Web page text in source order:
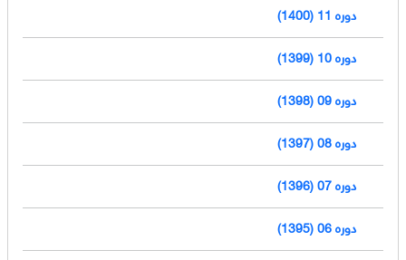
دوره 11 (1400)
دوره 10 (1399)
دوره 09 (1398)
دوره 08 (1397)
دوره 07 (1396)
دوره 06 (1395)